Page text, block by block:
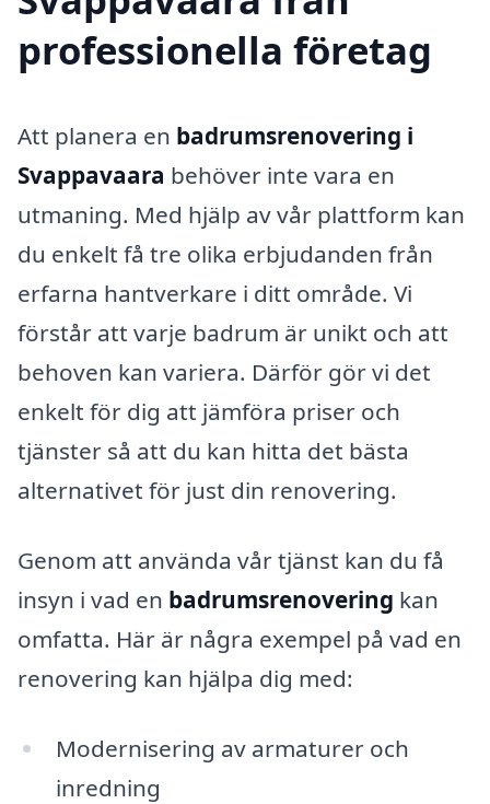
professionella företag
Att planera en badrumsrenovering i
Svappavaara behöver inte vara en
utmaning. Med hjälp av vår plattform kan
du enkelt få tre olika erbjudanden från
erfarna hantverkare i ditt område. Vi
förstår att varje badrum är unikt och att
behoven kan variera. Därför gör vi det
enkelt för dig att jämföra priser och
tjänster så att du kan hitta det bästa
alternativet för just din renovering.
Genom att använda vår tjänst kan du få
insyn i vad en badrumsrenovering kan
omfatta. Här är några exempel på vad en
renovering kan hjälpa dig med:
Modernisering av armaturer och
inredning